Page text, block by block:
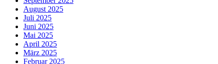
August 2025
Juli 2025
Juni 2025
Mai 2025
April 2025
März 2025
Februar 2025